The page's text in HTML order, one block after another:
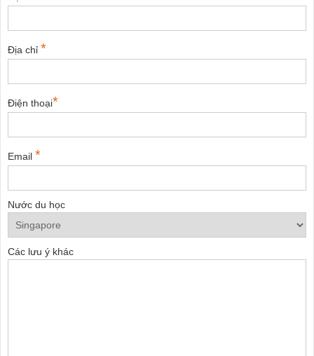
Địa chỉ *
Điện thoại*
Email *
Nước du học
Các lưu ý khác